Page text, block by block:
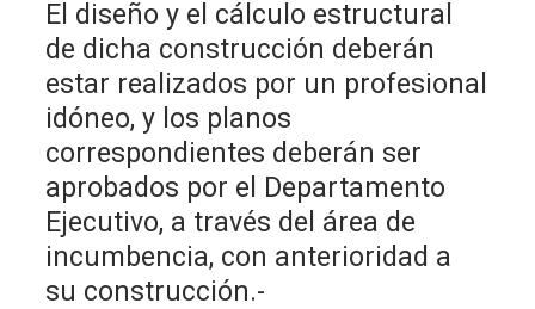
El diseño y el cálculo estructural
de dicha construcción deberán
estar realizados por un profesional
idóneo, y los planos
correspondientes deberán ser
aprobados por el Departamento
Ejecutivo, a través del área de
incumbencia, con anterioridad a
su construcción.-